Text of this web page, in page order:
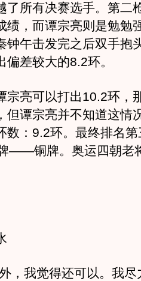
了所有决赛选手。第二
绩，而谭宗亮则是勉勉
钟午击发完之后双手抱
差较大的8.2环。
亮可以打出10.2环，
但谭宗亮并不知道这情
数：9.2环。最终排名
——铜牌。奥运四朝老
我觉得还可以。我尽